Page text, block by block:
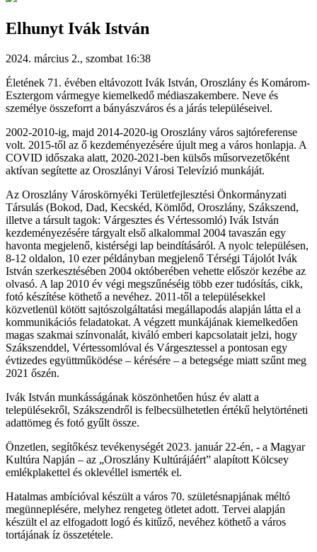
Elhunyt Ivák István
2024. március 2., szombat 16:38
Életének 71. évében eltávozott Ivák István, Oroszlány és Komárom-
Esztergom vármegye kiemelkedő médiaszakembere. Neve és
személye összeforrt a bányászváros és a járás településeivel.
2002-2010-ig, majd 2014-2020-ig Oroszlány város sajtóreferense
volt. 2015-től az ő kezdeményezésére újult meg a város honlapja. A
COVID időszaka alatt, 2020-2021-ben külsős műsorvezetőként
aktívan segítette az Oroszlányi Városi Televízió munkáját.
Az Oroszlány Városkörnyéki Területfejlesztési Önkormányzati
Társulás (Bokod, Dad, Kecskéd, Kömlőd, Oroszlány, Szákszend,
illetve a társult tagok: Várgesztes és Vértessomló) Ivák István
kezdeményezésére tárgyalt első alkalommal 2004 tavaszán egy
havonta megjelenő, kistérségi lap beindításáról. A nyolc településen,
8-12 oldalon, 10 ezer példányban megjelenő Térségi Tájolót Ivák
István szerkesztésében 2004 októberében vehette először kezébe az
olvasó. A lap 2010 év végi megszűnéséig több ezer tudósítás, cikk,
fotó készítése köthető a nevéhez. 2011-től a településekkel
közvetlenül kötött sajtószolgáltatási megállapodás alapján látta el a
kommunikációs feladatokat. A végzett munkájának kiemelkedően
magas szakmai színvonalát, kiváló emberi kapcsolatait jelzi, hogy
Szákszenddel, Vértessomlóval és Várgesztessel a pontosan egy
évtizedes együttműködése – kérésére – a betegsége miatt szűnt meg
2021 őszén.
Ivák István munkásságának köszönhetően húsz év alatt a
településekről, Szákszendről is felbecsülhetetlen értékű helytörténeti
adattömeg és fotó gyűlt össze.
Önzetlen, segítőkész tevékenységét 2023. január 22-én, - a Magyar
Kultúra Napján – az „Oroszlány Kultúrájáért” alapított Kölcsey
emlékplakettel és oklevéllel ismerték el.
Hatalmas ambícióval készült a város 70. születésnapjának méltó
megünneplésére, melyhez rengeteg ötletet adott. Tervei alapján
készült el az elfogadott logó és kitűző, nevéhez köthető a város
tortájának íz összetétele.